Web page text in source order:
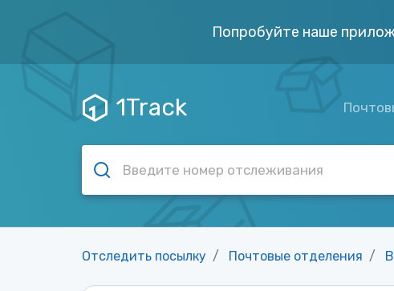
Попробуйте наше
1Track
Отследить посылку Почтовые отделения